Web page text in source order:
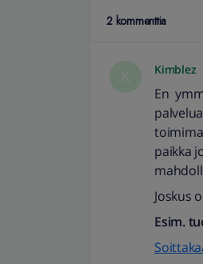
2 kommenttia
Kimblez
En
paikka
Joskus
Esim.